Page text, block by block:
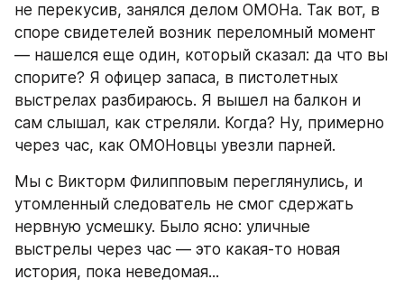
не перекусив, занялся делом ОМОНа. Так вот, в
споре свидетелей возник переломный момент
— нашелся еще один, который сказал: да что вы
спорите? Я офицер запаса, в пистолетных
выстрелах разбираюсь. Я вышел на балкон и
сам слышал, как стреляли. Когда? Ну, примерно
через час, как ОМОНовцы увезли парней.
Мы с Викторм Филипповым переглянулись, и
утомленный следователь не смог сдержать
нервную усмешку. Было ясно: уличные
выстрелы через час — это какая-то новая
история, пока неведомая...